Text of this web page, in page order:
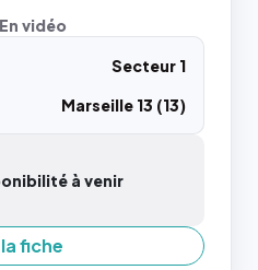
vidéo
Secteur 1
Marseille 13 (13)
à venir
fiche